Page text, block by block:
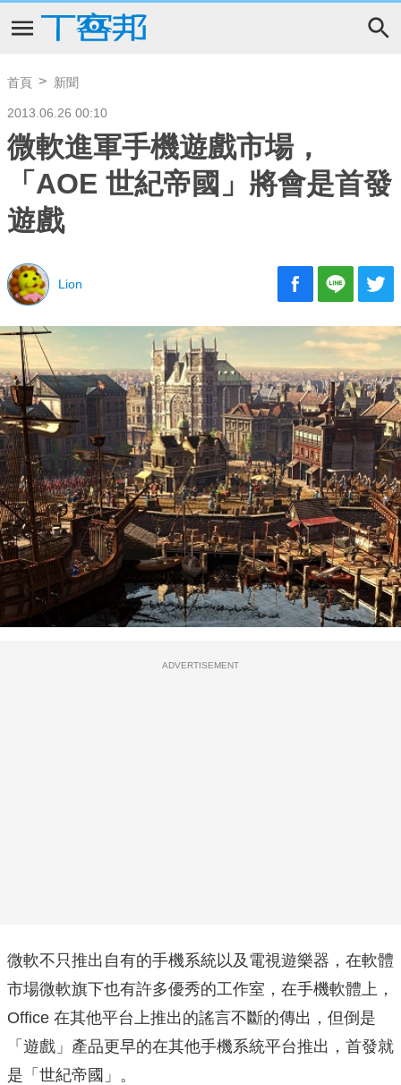
首頁 新聞
2013.06.26 00:10
微軟進軍手機遊戲市場，
「AOE 世紀帝國」將會是首發
遊戲
Lion
ADVERTISEMENT
微軟不只推出自有的手機系統以及電視遊樂器，在軟體
市場微軟旗下也有許多優秀的工作室，在手機軟體上，
Office 在其他平台上推出的謠言不斷的傳出，但倒是
「遊戲」產品更早的在其他手機系統平台推出，首發就
是「世紀帝國」。